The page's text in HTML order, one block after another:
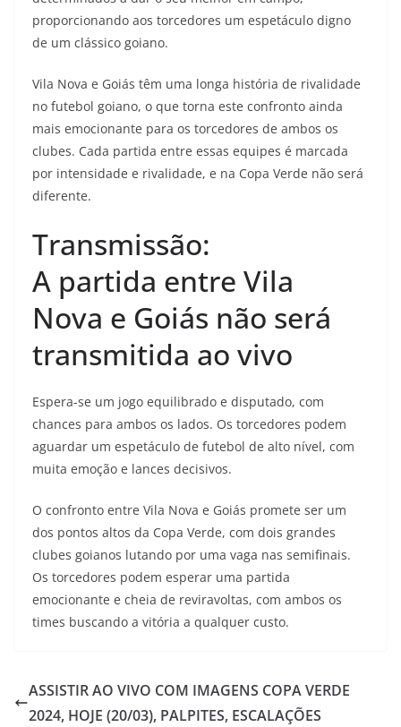
proporcionando aos torcedores um espetáculo digno
de um clássico goiano.
Vila Nova e Goiás têm uma longa história de rivalidade
no futebol goiano, o que torna este confronto ainda
mais emocionante para os torcedores de ambos os
clubes. Cada partida entre essas equipes é marcada
por intensidade e rivalidade, e na Copa Verde não será
diferente.
Transmissão:
A partida entre Vila
Nova e Goiás não será
transmitida ao vivo
Espera-se um jogo equilibrado e disputado, com
chances para ambos os lados. Os torcedores podem
aguardar um espetáculo de futebol de alto nível, com
muita emoção e lances decisivos.
O confronto entre Vila Nova e Goiás promete ser um
dos pontos altos da Copa Verde, com dois grandes
clubes goianos lutando por uma vaga nas semifinais.
Os torcedores podem esperar uma partida
emocionante e cheia de reviravoltas, com ambos os
times buscando a vitória a qualquer custo.
ASSISTIR AO VIVO COM IMAGENS COPA VERDE
2024, HOJE (20/03), PALPITES, ESCALAÇÕES